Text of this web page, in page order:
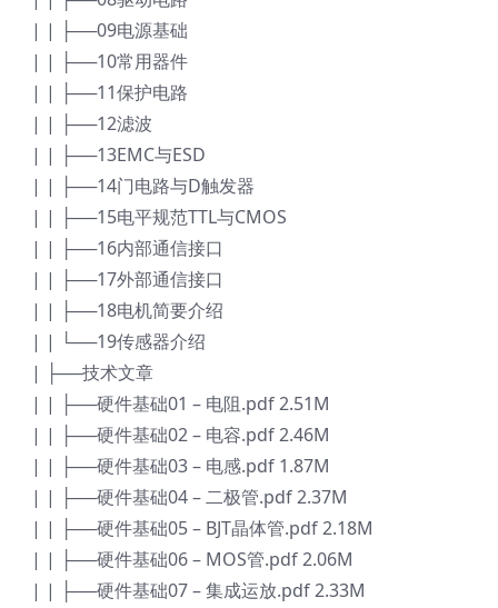
| | ├──09电源基础
| | ├──10常用器件
| | ├──11保护电路
| | ├──12滤波
| | ├──13EMC与ESD
| | ├──14门电路与D触发器
| | ├──15电平规范TTL与CMOS
| | ├──16内部通信接口
| | ├──17外部通信接口
| | ├──18电机简要介绍
| | └──19传感器介绍
| ├──技术文章
| | ├──硬件基础01 – 电阻.pdf 2.51M
| | ├──硬件基础02 – 电容.pdf 2.46M
| | ├──硬件基础03 – 电感.pdf 1.87M
| | ├──硬件基础04 – 二极管.pdf 2.37M
| | ├──硬件基础05 – BJT晶体管.pdf 2.18M
| | ├──硬件基础06 – MOS管.pdf 2.06M
| | ├──硬件基础07 – 集成运放.pdf 2.33M